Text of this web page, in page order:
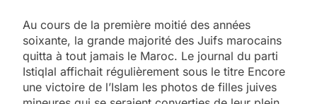
Au cours de la première moitié des années
soixante, la grande majorité des Juifs marocains
quitta à tout jamais le Maroc. Le journal du parti
Istiqlal affichait régulièrement sous le titre Encore
une victoire de l’Islam les photos de filles juives